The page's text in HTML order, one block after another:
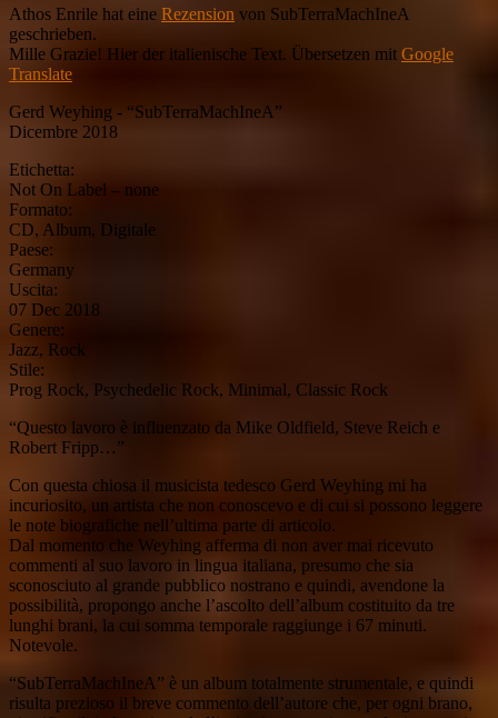
Athos Enrile hat eine Rezension von SubTerraMachIneA
geschrieben.
Mille Grazie! Hier der italienische Text. Übersetzen mit Google
Translate
Gerd Weyhing ‎- “SubTerraMachIneA”
Dicembre 2018
Etichetta:
Not On Label ‎– none
Formato:
CD, Album, Digitale
Paese:
Germany
Uscita:
07 Dec 2018
Genere:
Jazz, Rock
Stile:
Prog Rock, Psychedelic Rock, Minimal, Classic Rock
“Questo lavoro è influenzato da Mike Oldfield, Steve Reich e
Robert Fripp…”
Con questa chiosa il musicista tedesco Gerd Weyhing mi ha
incuriosito, un artista che non conoscevo e di cui si possono leggere
le note biografiche nell’ultima parte di articolo.
Dal momento che Weyhing afferma di non aver mai ricevuto
commenti al suo lavoro in lingua italiana, presumo che sia
sconosciuto al grande pubblico nostrano e quindi, avendone la
possibilità, propongo anche l’ascolto dell’album costituito da tre
lunghi brani, la cui somma temporale raggiunge i 67 minuti.
Notevole.
“SubTerraMachIneA” è un album totalmente strumentale, e quindi
risulta prezioso il breve commento dell’autore che, per ogni brano,